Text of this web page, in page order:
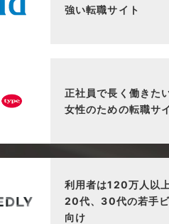
強い転職サイト
正社員で長く働きた
女性のための転職サ
利用者は120万人以上
20代、30代の若手
向け